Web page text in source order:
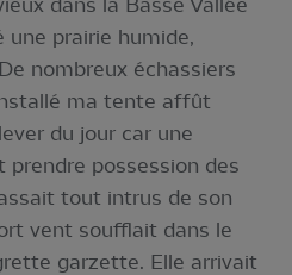
une prairie humide,
nombreux échassiers
ma tente affût
du jour car une
possession des
tout intrus de son
vent soufflait dans le
garzette. Elle arrivait